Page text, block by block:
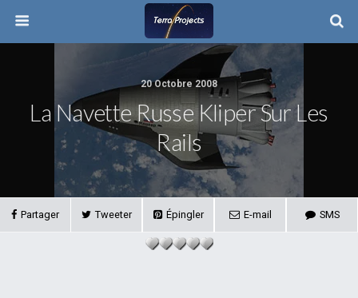
20 Octobre 2008
La Navette Russe Kliper Sur Les
Rails
Partager Tweeter Épingler E-mail SMS